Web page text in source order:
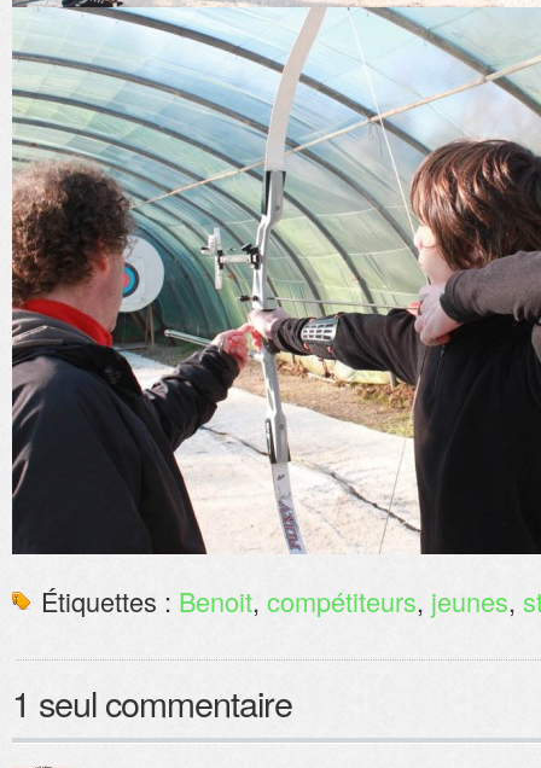
Étiquettes : Benoit, compétiteurs, jeunes,
1 seul commentaire